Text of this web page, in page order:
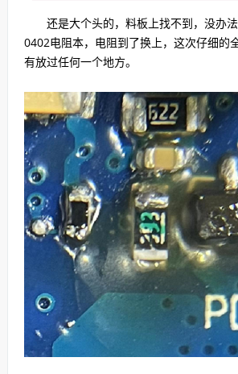
还是大个头的，料板上找不到，没办法
0402电阻本，电阻到了换上，这次仔细的
有放过任何一个地方。